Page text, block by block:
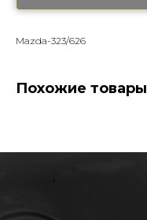
Mazda-323/626
Похожие товары